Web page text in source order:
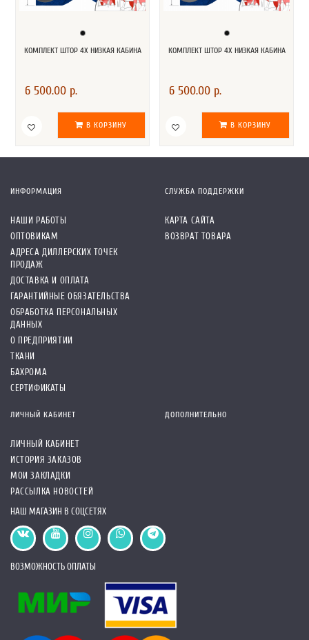
КОМПЛЕКТ ШТОР 4Х НИЗКАЯ КАБИНА
6 500.00 р.
В КОРЗИНУ
КОМПЛЕКТ ШТОР 4Х НИЗКАЯ КАБИНА
6 500.00 р.
В КОРЗИНУ
ИНФОРМАЦИЯ
НАШИ РАБОТЫ
ОПТОВИКАМ
АДРЕСА ДИЛЛЕРСКИХ ТОЧЕК
ПРОДАЖ
ДОСТАВКА И ОПЛАТА
ГАРАНТИЙНЫЕ ОБЯЗАТЕЛЬСТВА
ОБРАБОТКА ПЕРСОНАЛЬНЫХ
ДАННЫХ
О ПРЕДПРИЯТИИ
ТКАНИ
БАХРОМА
СЕРТИФИКАТЫ
СЛУЖБА ПОДДЕРЖКИ
КАРТА САЙТА
ВОЗВРАТ ТОВАРА
ЛИЧНЫЙ КАБИНЕТ
ЛИЧНЫЙ КАБИНЕТ
ИСТОРИЯ ЗАКАЗОВ
МОИ ЗАКЛАДКИ
РАССЫЛКА НОВОСТЕЙ
ДОПОЛНИТЕЛЬНО
НАШ МАГАЗИН В СОЦСЕТЯХ
ВОЗМОЖНОСТЬ ОПЛАТЫ